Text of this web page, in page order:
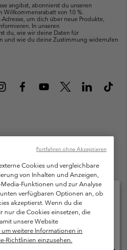
angibst, abonnierst du unseren
Willkommensrabatt von 10 %.
um dich über neue Produkte,
In unseren
du, wie wir deine Daten für
und wie du deine Zustimmung widerrufen
GmbH. Moosfeldstraße 1, 5101
Rechte vorbehalten.
Verkaufsbedingungen
Garantie
des Mitglieder Programms
Inhalte
Cookies und vergleichbare
von Inhalten und Anzeigen,
Funktionen und zur Analyse
verfügbaren Optionen an, ob
akzeptierst. Wenn du die
nur die Cookies einsetzen, die
unsere Website
um weitere Informationen in
Richtlinien einzusehen.
Fortfahren ohne Akzeptieren
Lieferland und Ihre Sprache
Einkauf verfügbar